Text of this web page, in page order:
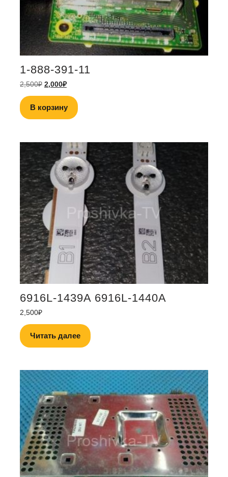
1-888-391-11
2,500₽ 2,000₽
В корзину
6916L-1439A 6916L-1440A
2,500₽
Читать далее